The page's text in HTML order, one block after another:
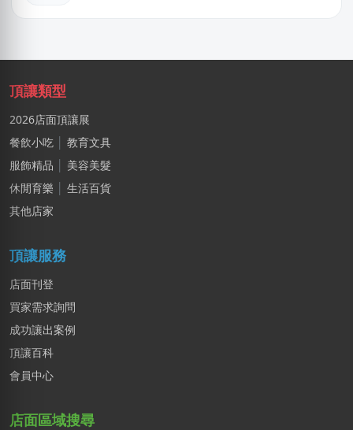
湯X成
高雄市｜預算 30萬~50萬元
郭X勤
桃園市｜預算 10萬元以下
林X羽
桃園市｜預算 10萬~30萬元
賴X姐
頂讓類型
2026店面頂讓展
餐飲小吃
教育文具
服飾精品
美容美髮
休閒育樂
生活百貨
其他店家
頂讓服務
店面刊登
買家需求詢問
成功讓出案例
頂讓百科
會員中心
店面區域搜尋